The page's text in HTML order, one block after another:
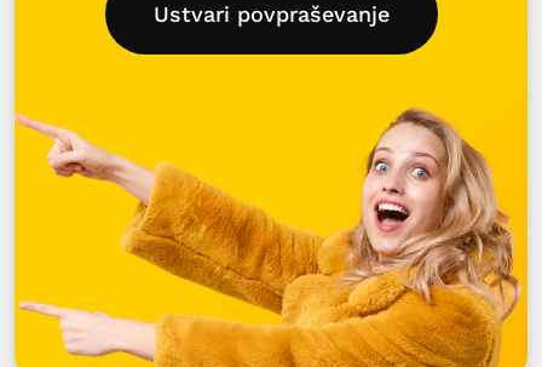
Ustvari povpraševanje